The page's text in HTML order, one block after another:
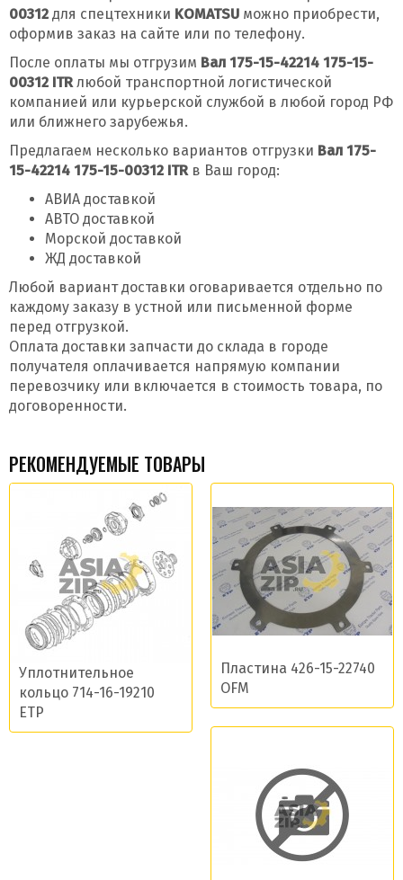
00312 для спецтехники KOMATSU можно приобрести,
оформив заказ на сайте или по телефону.
После оплаты мы отгрузим Вал 175-15-42214 175-15-
00312 ITRлюбой транспортной логистической
компанией или курьерской службой в любой город РФ
или ближнего зарубежья.
Предлагаем несколько вариантов отгрузки Вал 175-
15-42214 175-15-00312 ITRв Ваш город:
АВИА доставкой
АВТО доставкой
Морской доставкой
ЖД доставкой
Любой вариант доставки оговаривается отдельно по
каждому заказу в устной или письменной форме
перед отгрузкой.
Оплата доставки запчасти до склада в городе
получателя оплачивается напрямую компании
перевозчику или включается в стоимость товара, по
договоренности.
РЕКОМЕНДУЕМЫЕ ТОВАРЫ
Уплотнительное
кольцо 714-16-19210
ETP
Пластина 426-15-22740
OFM